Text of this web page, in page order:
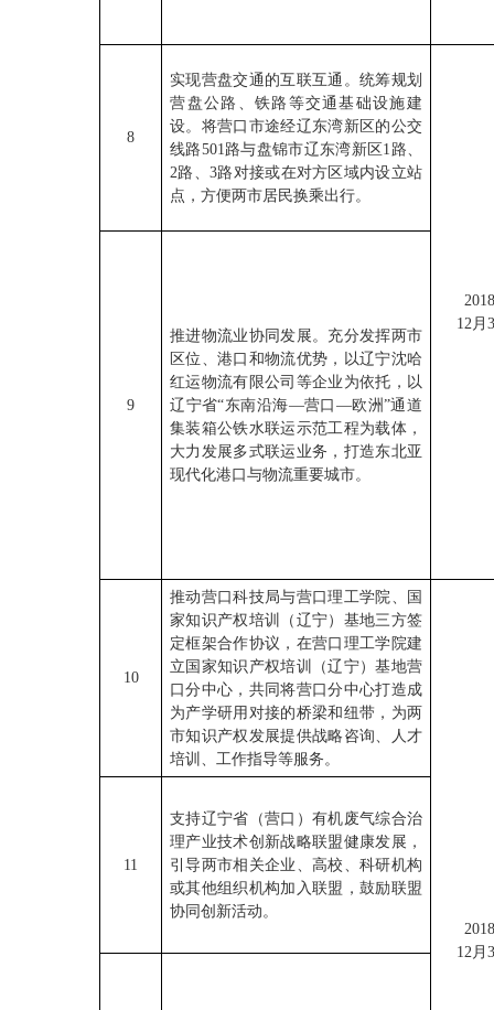
8
实现营盘交通的互联互通。统筹规划
营盘公路、铁路等交通基础设施建
设。将营口市途经辽东湾新区的公交
线路501路与盘锦市辽东湾新区1路、
2路、3路对接或在对方区域内设立站
点，方便两市居民换乘出行。
12月
9
推进物流业协同发展。充分发挥两市
区位、港口和物流优势，以辽宁沈哈
红运物流有限公司等企业为依托，以
辽宁省“东南沿海—营口—欧洲”通道
集装箱公铁水联运示范工程为载体，
大力发展多式联运业务，打造东北亚
现代化港口与物流重要城市。
10
推动营口科技局与营口理工学院、国
家知识产权培训（辽宁）基地三方签
定框架合作协议，在营口理工学院建
立国家知识产权培训（辽宁）基地营
口分中心，共同将营口分中心打造成
为产学研用对接的桥梁和纽带，为两
市知识产权发展提供战略咨询、人才
培训、工作指导等服务。
12月
11
支持辽宁省（营口）有机废气综合治
理产业技术创新战略联盟健康发展，
引导两市相关企业、高校、科研机构
或其他组织机构加入联盟，鼓励联盟
协同创新活动。